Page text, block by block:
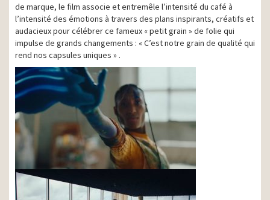
de marque, le film associe et entremêle l’intensité du café à
l’intensité des émotions à travers des plans inspirants, créatifs et
audacieux pour célébrer ce fameux « petit grain » de folie qui
impulse de grands changements : « C’est notre grain de qualité qui
rend nos capsules uniques » .